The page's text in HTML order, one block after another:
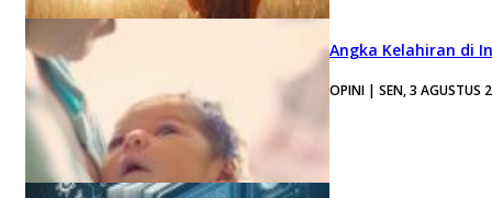
Angka Kelahiran di
OPINI | SEN, 3 AGUSTUS